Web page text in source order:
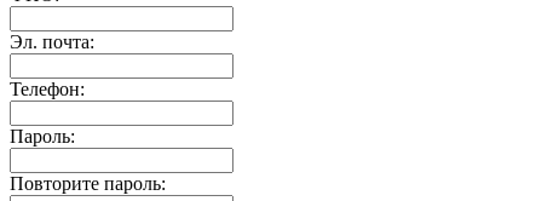
Эл. почта:
Телефон:
Пароль:
Повторите пароль: